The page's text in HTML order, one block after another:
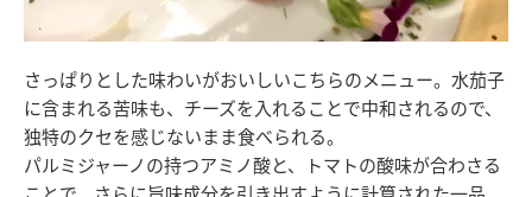
さっぱりとした味わいがおいしいこちらのメニュー。水茄子
に含まれる苦味も、チーズを入れることで中和されるので、
独特のクセを感じないまま食べられる。
パルミジャーノの持つアミノ酸と、トマトの酸味が合わさる